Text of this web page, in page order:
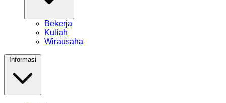
Bekerja
Kuliah
Wirausaha